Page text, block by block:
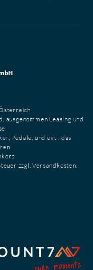
ausgenommen Leasing und
Pedale, und evtl. das
zzgl. Versandkosten.